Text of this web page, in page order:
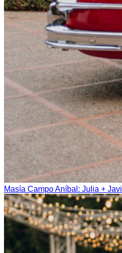
Masía Campo Aníbal: Julia + Javi